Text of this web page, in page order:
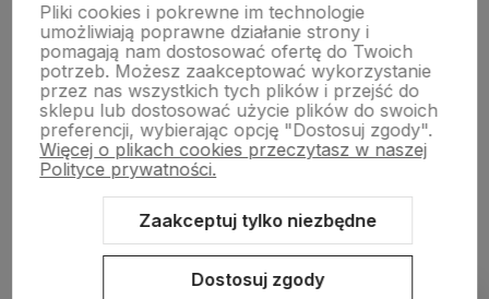
Płatności i dostawa
Informacje
O nas
Sklep internetowy Shoper.pl Szablon Shoper Modern 3.0™
GrowCommerce
Pliki cookies i pokrewne im technologie
umożliwiają poprawne działanie strony i
pomagają nam dostosować ofertę do Twoich
potrzeb. Możesz zaakceptować wykorzystanie
przez nas wszystkich tych plików i przejść do
sklepu lub dostosować użycie plików do swoich
preferencji, wybierając opcję "Dostosuj zgody".
Więcej o plikach cookies przeczytasz w naszej
Polityce prywatności.
Zaakceptuj tylko niezbędne
Dostosuj zgody